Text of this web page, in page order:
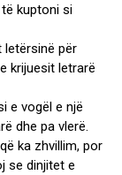
kuptoni si
letërsinë për
krijuesit letrarë
e vogël e një
dhe pa vlerë.
ka zhvillim, por
se dinjitet e